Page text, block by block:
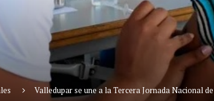
Valledupar se une a la Tercera Jornada Nacional